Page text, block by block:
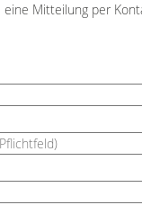
eine Mitteilung per